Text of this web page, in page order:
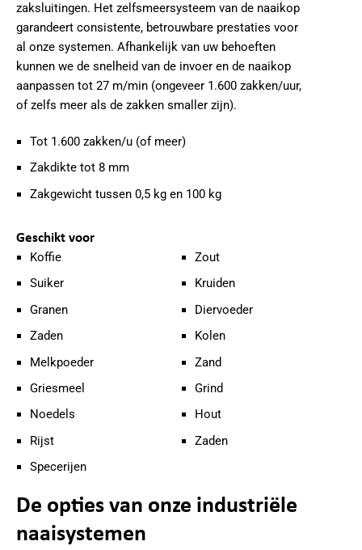
zaksluitingen. Het zelfsmeersysteem van de naaikop
garandeert consistente, betrouwbare prestaties voor
al onze systemen. Afhankelijk van uw behoeften
kunnen we de snelheid van de invoer en de naaikop
aanpassen tot 27 m/min (ongeveer 1.600 zakken/uur,
of zelfs meer als de zakken smaller zijn).
Tot 1.600 zakken/u (of meer)
Zakdikte tot 8 mm
Zakgewicht tussen 0,5 kg en 100 kg
Geschikt voor
Koffie
Suiker
Granen
Zaden
Melkpoeder
Griesmeel
Noedels
Rijst
Specerijen
Zout
Kruiden
Diervoeder
Kolen
Zand
Grind
Hout
Zaden
De opties van onze industriële
naaisystemen